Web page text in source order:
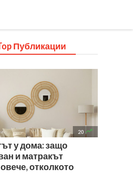
Публикации
20 
у дома: защо
и матракът
отколкото